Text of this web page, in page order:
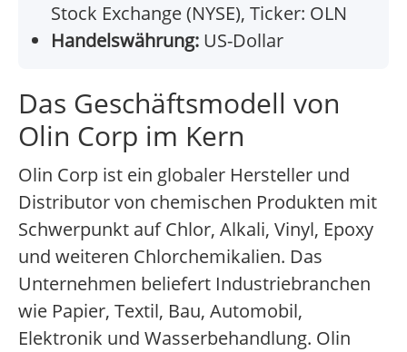
Stock Exchange (NYSE), Ticker: OLN
Handelswährung: US-Dollar
Das Geschäftsmodell von
Olin Corp im Kern
Olin Corp ist ein globaler Hersteller und
Distributor von chemischen Produkten mit
Schwerpunkt auf Chlor, Alkali, Vinyl, Epoxy
und weiteren Chlorchemikalien. Das
Unternehmen beliefert Industriebranchen
wie Papier, Textil, Bau, Automobil,
Elektronik und Wasserbehandlung. Olin